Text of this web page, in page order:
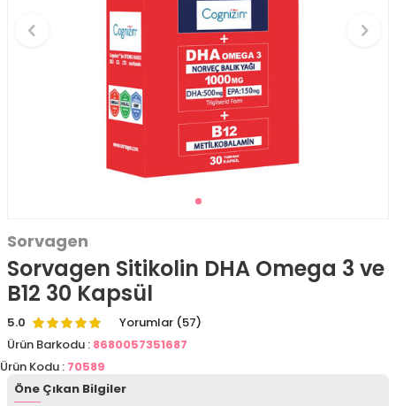
Sorvagen
Sorvagen Sitikolin DHA Omega 3 ve
B12 30 Kapsül
5.0
Yorumlar (57)
Ürün Barkodu : 8680057351687
Ürün Kodu : 70589
Öne Çıkan Bilgiler